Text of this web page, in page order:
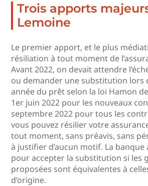
Trois apports
Lemoine
Le premier apport, et le plus
résiliation à tout moment de
Avant 2022, on devait attendre
ou demander une substitution lors
année du prêt selon la loi Hamon
1er juin 2022 pour les nouveaux
septembre 2022 pour tous les
vous pouvez résilier votre
tout moment, sans préavis, sans
à justifier d’aucun motif. La banque
pour accepter la substitution si les
proposées sont équivalentes à
d’origine.